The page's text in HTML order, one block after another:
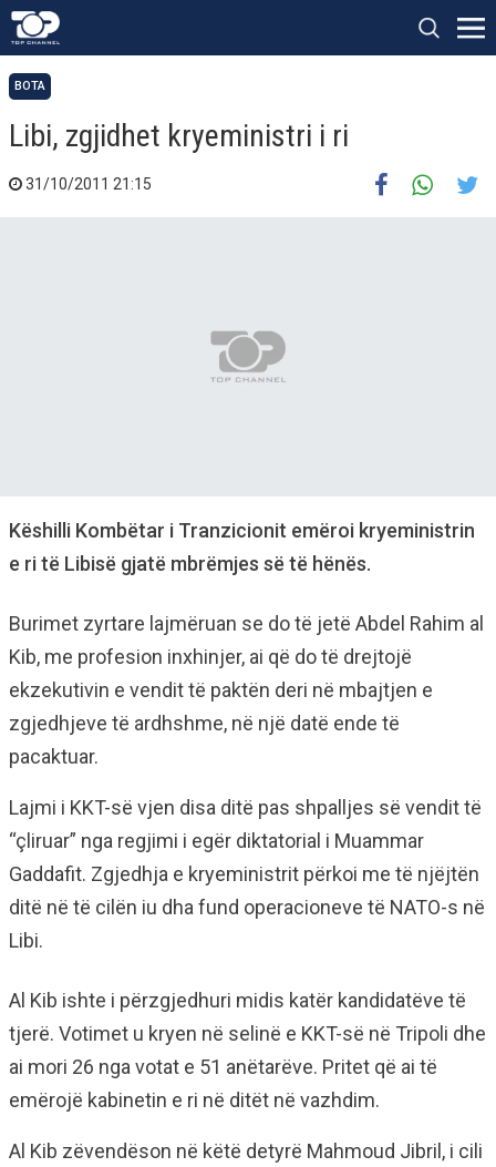
BOTA
Libi, zgjidhet kryeministri i ri
31/10/2011 21:15
Këshilli Kombëtar i Tranzicionit emëroi kryeministrin
e ri të Libisë gjatë mbrëmjes së të hënës.
Burimet zyrtare lajmëruan se do të jetë Abdel Rahim al
Kib, me profesion inxhinjer, ai që do të drejtojë
ekzekutivin e vendit të paktën deri në mbajtjen e
zgjedhjeve të ardhshme, në një datë ende të
pacaktuar.
Lajmi i KKT-së vjen disa ditë pas shpalljes së vendit të
“çliruar” nga regjimi i egër diktatorial i Muammar
Gaddafit. Zgjedhja e kryeministrit përkoi me të njëjtën
ditë në të cilën iu dha fund operacioneve të NATO-s në
Libi.
Al Kib ishte i përzgjedhuri midis katër kandidatëve të
tjerë. Votimet u kryen në selinë e KKT-së në Tripoli dhe
ai mori 26 nga votat e 51 anëtarëve. Pritet që ai të
emërojë kabinetin e ri në ditët në vazhdim.
Al Kib zëvendëson në këtë detyrë Mahmoud Jibril, i cili